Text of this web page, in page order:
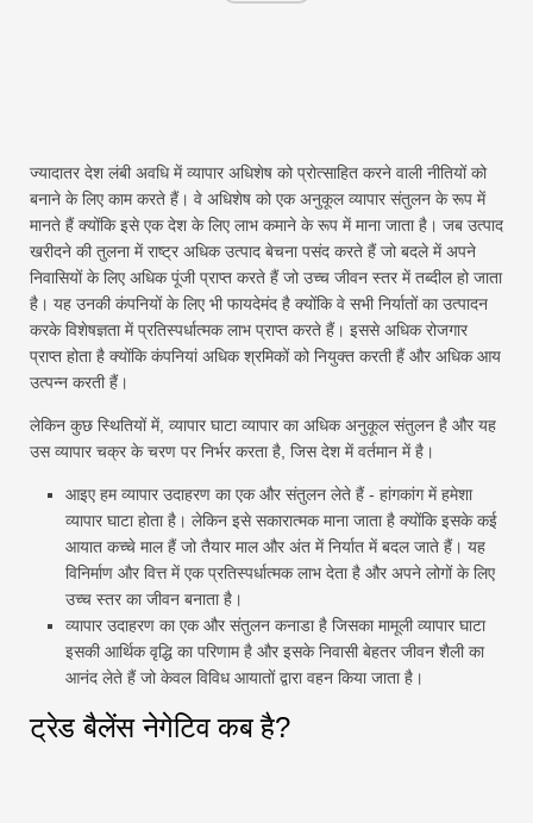
ज्यादातर देश लंबी अवधि में व्यापार अधिशेष को प्रोत्साहित करने वाली नीतियों को
बनाने के लिए काम करते हैं। वे अधिशेष को एक अनुकूल व्यापार संतुलन के रूप में
मानते हैं क्योंकि इसे एक देश के लिए लाभ कमाने के रूप में माना जाता है। जब उत्पाद
खरीदने की तुलना में राष्ट्र अधिक उत्पाद बेचना पसंद करते हैं जो बदले में अपने
निवासियों के लिए अधिक पूंजी प्राप्त करते हैं जो उच्च जीवन स्तर में तब्दील हो जाता
है। यह उनकी कंपनियों के लिए भी फायदेमंद है क्योंकि वे सभी निर्यातों का उत्पादन
करके विशेषज्ञता में प्रतिस्पर्धात्मक लाभ प्राप्त करते हैं। इससे अधिक रोजगार
प्राप्त होता है क्योंकि कंपनियां अधिक श्रमिकों को नियुक्त करती हैं और अधिक आय
उत्पन्न करती हैं।
लेकिन कुछ स्थितियों में, व्यापार घाटा व्यापार का अधिक अनुकूल संतुलन है और यह
उस व्यापार चक्र के चरण पर निर्भर करता है, जिस देश में वर्तमान में है।
आइए हम व्यापार उदाहरण का एक और संतुलन लेते हैं - हांगकांग में हमेशा
व्यापार घाटा होता है। लेकिन इसे सकारात्मक माना जाता है क्योंकि इसके कई
आयात कच्चे माल हैं जो तैयार माल और अंत में निर्यात में बदल जाते हैं। यह
विनिर्माण और वित्त में एक प्रतिस्पर्धात्मक लाभ देता है और अपने लोगों के लिए
उच्च स्तर का जीवन बनाता है।
व्यापार उदाहरण का एक और संतुलन कनाडा है जिसका मामूली व्यापार घाटा
इसकी आर्थिक वृद्धि का परिणाम है और इसके निवासी बेहतर जीवन शैली का
आनंद लेते हैं जो केवल विविध आयातों द्वारा वहन किया जाता है।
ट्रेड बैलेंस नेगेटिव कब है?